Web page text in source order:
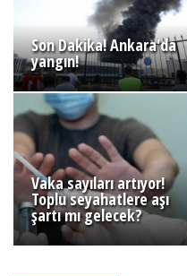
Son Dakika! Ankara'da
yangın!
Vaka sayıları artıyor!
Toplu seyahatlere aşı
şartı mı gelecek?